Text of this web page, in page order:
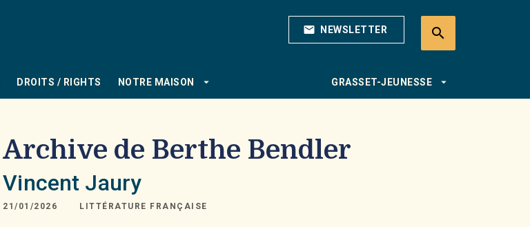
mail NEWSLETTER search
DROITS / RIGHTS NOTRE MAISON arrow_drop_down GRASSET-JEUNESSE arrow_drop_down
Archive de Berthe Bendler
Vincent Jaury
21/01/2026 LITTÉRATURE FRANÇAISE